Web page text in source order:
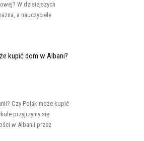
W dzisiejszych
a nauczyciele
kupić dom w Albani?
Czy Polak może kupić
przyjrzymy się
w Albanii przez